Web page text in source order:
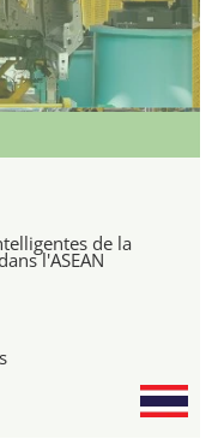
de la
l'ASEAN